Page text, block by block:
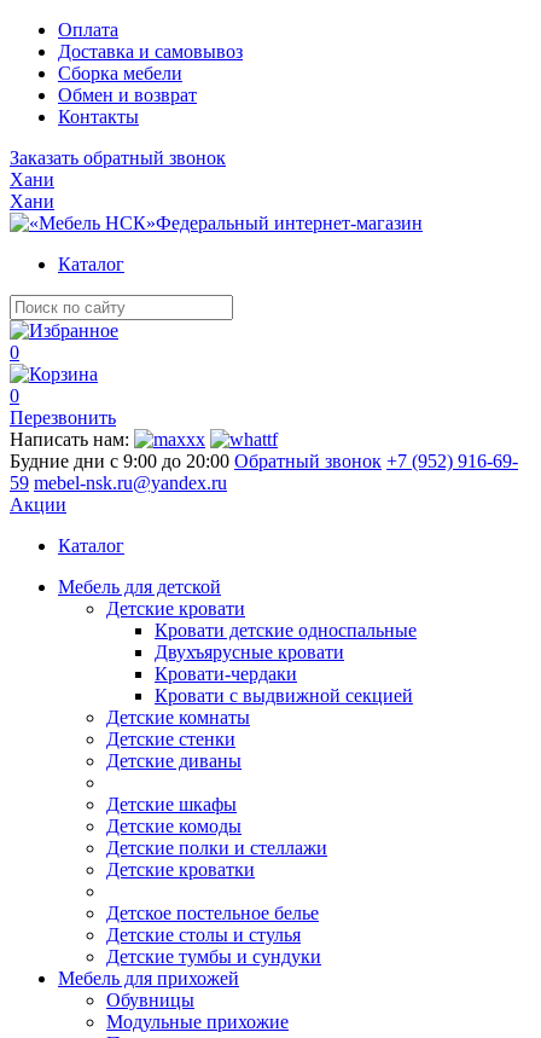
Оплата
Доставка и самовывоз
Сборка мебели
Обмен и возврат
Контакты
Заказать обратный звонок
Хани
Хани
Федеральный интернет-магазин
Каталог
0
0
Перезвонить
Написать нам:
Будние дни с 9:00 до 20:00 Обратный звонок +7 (952) 916-69-
59 mebel-nsk.ru@yandex.ru
Акции
Каталог
Мебель для детской
Детские кровати
Кровати детские односпальные
Двухъярусные кровати
Кровати-чердаки
Кровати с выдвижной секцией
Детские комнаты
Детские стенки
Детские диваны
Детские шкафы
Детские комоды
Детские полки и стеллажи
Детские кроватки
Детское постельное белье
Детские столы и стулья
Детские тумбы и сундуки
Мебель для прихожей
Обувницы
Модульные прихожие